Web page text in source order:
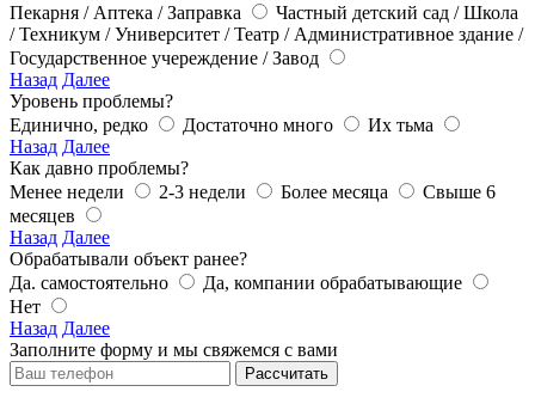
Пекарня / Аптека / Заправка
Частный детский сад / Школа
/ Техникум / Университет / Театр / Административное здание /
Государственное учереждение / Завод
Назад Далее
Уровень проблемы?
Единично, редко
Достаточно много
Их тьма
Назад Далее
Как давно проблемы?
Менее недели
2-3 недели Более месяца
Свыше 6
месяцев
Назад Далее
Обрабатывали объект ранее?
Да. самостоятельно
Да, компании обрабатывающие
Нет
Назад Далее
Заполните форму и мы свяжемся с вами
Рассчитать